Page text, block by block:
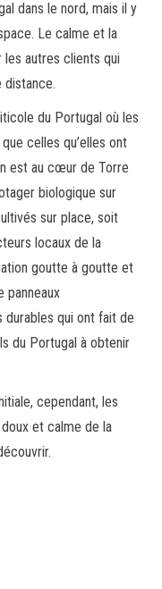
dans le nord, mais il y
Le calme et la
autres clients qui
distance.
du Portugal où les
celles qu’elles ont
est au cœur de Torre
biologique sur
sur place, soit
locaux de la
goutte à goutte et
panneaux
qui ont fait de
du Portugal à obtenir
cependant, les
et calme de la